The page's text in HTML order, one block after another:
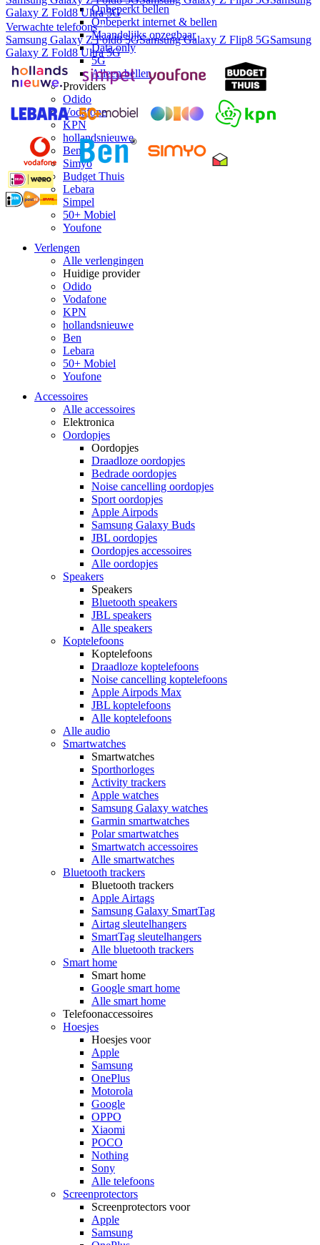
Onbeperkt bellen
Onbeperkt internet & bellen
Maandelijks opzegbaar
Data only
5G
Alleen bellen
Providers
Odido
Vodafone
KPN
hollandsnieuwe
Ben
Simyo
Budget Thuis
Lebara
Simpel
50+ Mobiel
Youfone
Verlengen
Alle verlengingen
Huidige provider
Odido
Vodafone
KPN
hollandsnieuwe
Ben
Lebara
50+ Mobiel
Youfone
Accessoires
Alle accessoires
Elektronica
Oordopjes
Oordopjes
Draadloze oordopjes
Bedrade oordopjes
Noise cancelling oordopjes
Sport oordopjes
Apple Airpods
Samsung Galaxy Buds
JBL oordopjes
Oordopjes accessoires
Alle oordopjes
Speakers
Speakers
Bluetooth speakers
JBL speakers
Alle speakers
Koptelefoons
Koptelefoons
Draadloze koptelefoons
Noise cancelling koptelefoons
Apple Airpods Max
JBL koptelefoons
Alle koptelefoons
Alle audio
Smartwatches
Smartwatches
Sporthorloges
Activity trackers
Apple watches
Samsung Galaxy watches
Garmin smartwatches
Polar smartwatches
Smartwatch accessoires
Alle smartwatches
Bluetooth trackers
Bluetooth trackers
Apple Airtags
Samsung Galaxy SmartTag
Airtag sleutelhangers
SmartTag sleutelhangers
Alle bluetooth trackers
Smart home
Smart home
Google smart home
Alle smart home
Telefoonaccessoires
Hoesjes
Hoesjes voor
Apple
Samsung
OnePlus
Motorola
Google
OPPO
Xiaomi
POCO
Nothing
Sony
Alle telefoons
Screenprotectors
Screenprotectors voor
Apple
Samsung
Galaxy Z Fold8 Ultra 5G
Verwachte telefoons
Samsung Galaxy Z Fold8 5GSamsung Galaxy Z Flip8 5GSamsung
Galaxy Z Fold8 Ultra 5G